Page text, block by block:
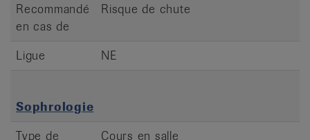
Recommandé
en cas de
Risque de chute
Ligue NE
Sophrologie
Type de
Cours en salle